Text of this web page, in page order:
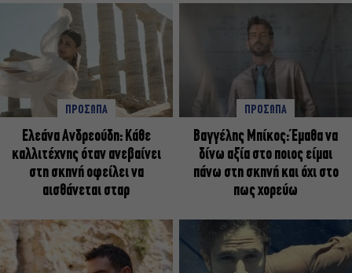
ΠΡΟΣΩΠΑ
Ελεάνα Ανδρεούδη: Κάθε
καλλιτέχνης όταν ανεβαίνει
στη σκηνή οφείλει να
αισθάνεται σταρ
ΠΡΟΣΩΠΑ
Βαγγέλης Μπίκος: Έμαθα να
δίνω αξία στο ποιος είμαι
πάνω στη σκηνή και όχι στο
πως χορεύω